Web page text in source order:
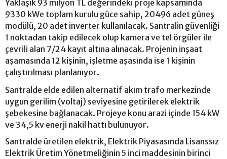
Yaklaşık 93 milyon TL değerindeki proje kapsamında
9330 kWe toplam kurulu güce sahip, 20496 adet güneş
modülü, 20 adet inverter kullanılacak. Santralin güvenliği
1 noktadan takip edilecek olup kamera ve tel örgüler ile
çevrili alan 7/24 kayıt altına alınacak. Projenin inşaat
aşamasında 12 kişinin, işletme aşasında ise 1 kişinin
çalıştırılması planlanıyor.
Santralde elde edilen alternatif akım trafo merkezinde
uygun gerilim (voltaj) seviyesine getirilerek elektrik
şebekesine bağlanacak. Projeye konu arazi içinde 154 kW
ve 34,5 kv enerji nakil hattı bulunuyor.
Santralde üretilen elektrik, Elektrik Piyasasında Lisanssız
Elektrik Üretim Yönetmeliğinin 5 inci maddesinin birinci